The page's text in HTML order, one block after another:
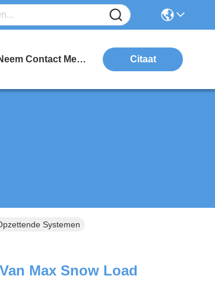
Neem Contact Met Ons Op Citaat
Systemen
Max Snow Load